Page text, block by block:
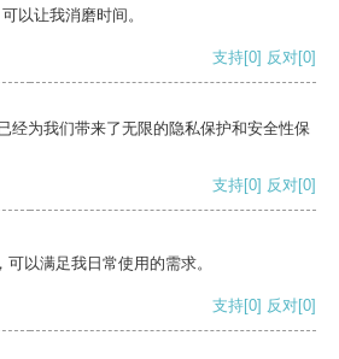
以让我消磨时间。
支持[0] 反对[0]
经为我们带来了无限的隐私保护和安全性保
支持[0] 反对[0]
以满足我日常使用的需求。
支持[0] 反对[0]